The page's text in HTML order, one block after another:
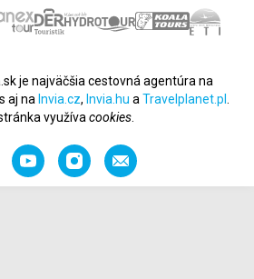
je najväčšia cestovná agentúra na
aj na Invia.cz, Invia.hu a Travelplanet.pl
využíva cookies.
YouTubeInstagramOdporučiť